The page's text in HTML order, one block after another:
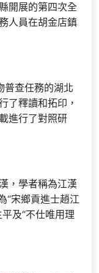
開展的第四次全
人員在胡金店鎮
普查任務的湖北
了釋讀和拓印，
進行了對照研
，學者稱為江漢
“宋鄉貢進士趙江
及“不仕唯用理